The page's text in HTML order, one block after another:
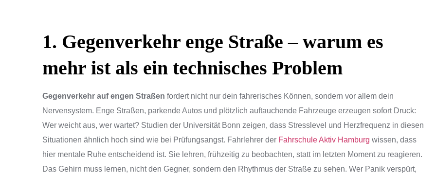
1. Gegenverkehr enge Straße – warum es
mehr ist als ein technisches Problem
Gegenverkehr auf engen Straßen fordert nicht nur dein fahrerisches Können, sondern vor allem dein
Nervensystem. Enge Straßen, parkende Autos und plötzlich auftauchende Fahrzeuge erzeugen sofort Druck:
Wer weicht aus, wer wartet? Studien der Universität Bonn zeigen, dass Stresslevel und Herzfrequenz in diesen
Situationen ähnlich hoch sind wie bei Prüfungsangst. Fahrlehrer der Fahrschule Aktiv Hamburg wissen, dass
hier mentale Ruhe entscheidend ist. Sie lehren, frühzeitig zu beobachten, statt im letzten Moment zu reagieren.
Das Gehirn muss lernen, nicht den Gegner, sondern den Rhythmus der Straße zu sehen. Wer Panik verspürt,